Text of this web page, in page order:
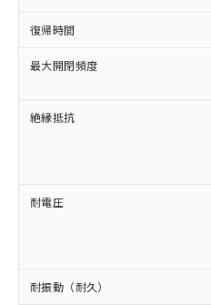
復帰時間
最大開閉頻度
絶縁抵抗
耐電圧
耐振動（耐久）
商品の当社在庫
(税抜)を提供さ
当社制御機器事
本サービスの対
ことをご了承く
在庫状況および
記載している更
タに基づき作成
覧された時点で
準価格とは異な
正式な納期状況
様のお取引先、
ムロン制御機器
非該当品：ライセンス
害物質有無と関係の
仕入先様の事情により
いたものが、含有品
むを得ず変更すること
鉛(Pb) 1000ppm以下、 水
六価クロム(Cr(Ⅵ))
類(PBB) 1000ppm以下、ポ
(PBDE) 1000ppm以下、フ
ル) (DEHP)(別名：DOP)
ルベンジル（BBP）
（DBP） 1000ppm以下、
但し、RoHS指令で産業用監
「○」：最大均質材料
基準値以下であるこ
「×」：最大均質材料
基準値を超えている
い合わせください。
*中国RoHS10物質の基準値
Cr(Ⅵ)(六価クロム) :
ニル類) : 1000ppm、
DBP(フタル酸ジブチル) :
イソブチル) : 1000ppm、
DEHP(フタル酸ビス(2-エチ
当社は、これら
為替および外国
（以下｢規制貨
または国外への
国政府の輸出許
可)を取得する
当社は規制貨物
全に破砕するな
いよう必要な手
当社は貴社製品
一定数以上